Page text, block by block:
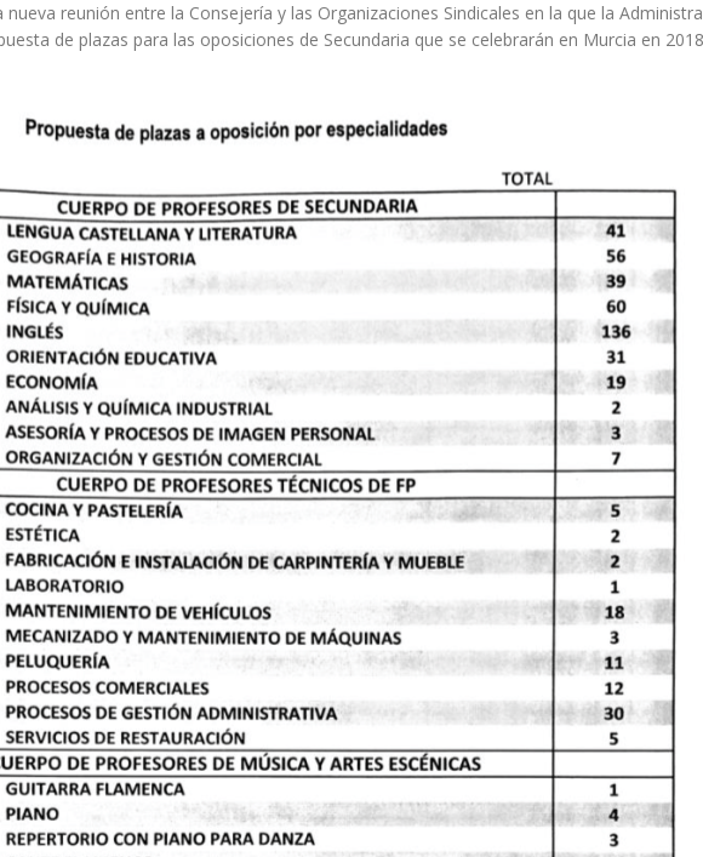
reunión entre la Consejería y las Organizaciones Sindicales en la que la
de plazas para las oposiciones de Secundaria que se celebrarán en Murcia en